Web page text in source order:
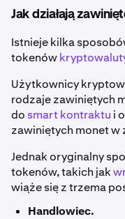
Jak działają
Istnieje kilka
tokenów
Użytkownicy
rodzaje zawiniętych
do smart kontraktu i
zawiniętych monet w
Jednak oryginalny
tokenów, takich jak
wiąże się z trzema
Handlowiec.